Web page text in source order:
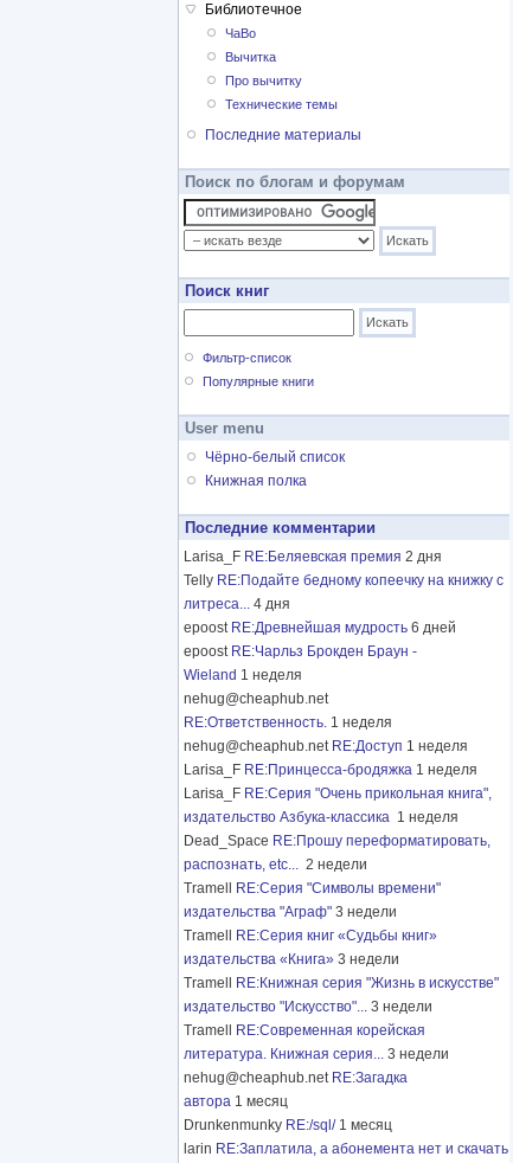
Библиотечное
ЧаВо
Вычитка
Про вычитку
Технические темы
Последние материалы
Поиск по блогам и форумам
Поиск книг
Фильтр-список
Популярные книги
User menu
Чёрно-белый список
Книжная полка
Последние комментарии
Larisa_F RE:Беляевская премия 2 дня
Telly RE:Подайте бедному копеечку на книжку с
литреса... 4 дня
epoost RE:Древнейшая мудрость 6 дней
epoost RE:Чарльз Брокден Браун -
Wieland 1 неделя
nehug@cheaphub.net
RE:Ответственность. 1 неделя
nehug@cheaphub.net RE:Доступ 1 неделя
Larisa_F RE:Принцесса-бродяжка 1 неделя
Larisa_F RE:Серия "Очень прикольная книга",
издательство Азбука-классика 1 неделя
Dead_Space RE:Прошу переформатировать,
распознать, etc... 2 недели
Tramell
RE:Серия "Символы времени"
издательства "Аграф" 3 недели
Tramell
RE:Серия книг «Судьбы книг»
издательства «Книга» 3 недели
Tramell
RE:Книжная серия "Жизнь в искусстве"
издательство "Искусство"... 3 недели
Tramell
RE:Современная корейская
литература. Книжная серия... 3 недели
nehug@cheaphub.net RE:Загадка
автора 1 месяц
Drunkenmunky RE:/sql/ 1 месяц
larin RE:Заплатила, а абонемента нет и скачать